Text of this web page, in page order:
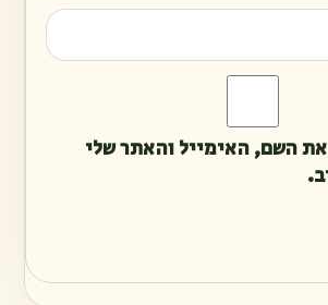
השם, האימייל והאתר שלי